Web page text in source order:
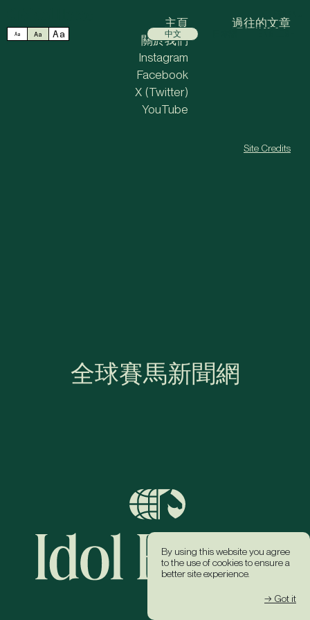
Aa Aa Aa 中文
By using this website you agree
to the use of cookies to ensure a
better site experience.
→ Got it
主頁
關於我們
過往的文章
Instagram
Facebook
X (Twitter)
YouTube
Site Credits
全球賽馬新聞網